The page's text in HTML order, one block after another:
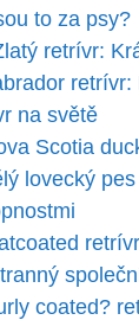
to za psy?
retrívr:
na světě
Scotia
lovecký
coated?